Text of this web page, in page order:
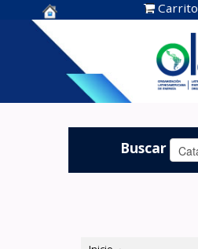
Centro de
Documentación
OLADE -
Carrito
Buscar